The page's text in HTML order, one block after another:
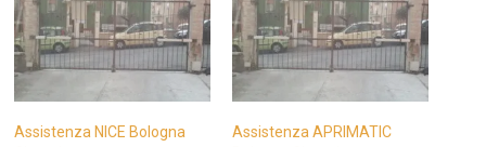
Assistenza NICE Bologna
Assistenza APRIMATIC